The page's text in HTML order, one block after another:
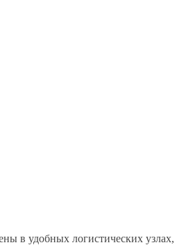
в удобных логистических узлах,